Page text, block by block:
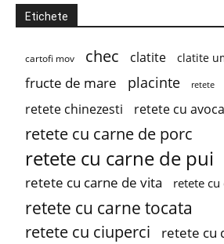
Etichete
cartofi mov chec clatite clatite
fructe de mare
placinte retete
retete chinezesti retete cu
retete cu carne de porc
retete cu carne de pui
retete cu carne de vita retete cu
retete cu carne tocata
retete cu ciuperci retete cu